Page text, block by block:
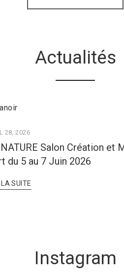
Actualités
28, 2026
Salon Création et
du 5 au 7 Juin 2026
LA SUITE
Instagram